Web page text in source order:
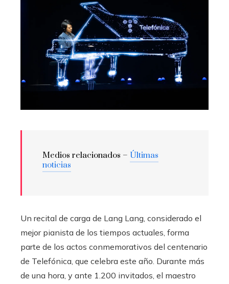
Medios relacionados – Últimas
noticias
Un recital de carga de Lang Lang, considerado el
mejor pianista de los tiempos actuales, forma
parte de los actos conmemorativos del centenario
de Telefónica, que celebra este año. Durante más
de una hora, y ante 1.200 invitados, el maestro